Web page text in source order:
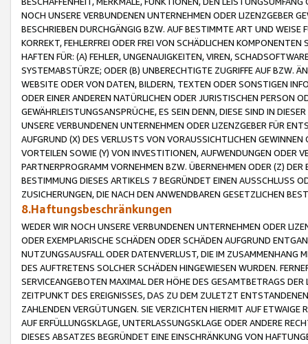
NOCH UNSERE VERBUNDENEN UNTERNEHMEN ODER LIZENZGEBER
BESCHRIEBEN DURCHGÄNGIG BZW. AUF BESTIMMTE ART UND
KORREKT, FEHLERFREI ODER FREI VON SCHÄDLICHEN
HAFTEN FÜR: (A) FEHLER, UNGENAUIGKEITEN, VIREN,
SYSTEMABSTÜRZE; ODER (B) UNBERECHTIGTE ZUGRIFFE AUF BZW.
WEBSITE ODER VON DATEN, BILDERN, TEXTEN ODER SONSTIGEN
ODER EINER ANDEREN NATÜRLICHEN ODER JURISTISCHEN PERSON
GEWÄHRLEISTUNGSANSPRÜCHE, ES SEIN DENN, DIESE SIND IN
UNSERE VERBUNDENEN UNTERNEHMEN ODER LIZENZGEBER FÜR
AUFGRUND (X) DES VERLUSTS VON VORAUSSICHTLICHEN
VORTEILEN SOWIE (Y) VON INVESTITIONEN, AUFWENDUNGEN ODER
PARTNERPROGRAMM VORNEHMEN BZW. ÜBERNEHMEN ODER (Z)
BESTIMMUNG DIESES ARTIKELS 7 BEGRÜNDET EINEN AUSSCHLUSS
ZUSICHERUNGEN, DIE NACH DEN ANWENDBAREN GESETZLICHEN
8.Haftungsbeschränkungen
WEDER WIR NOCH UNSERE VERBUNDENEN UNTERNEHMEN ODER
ODER EXEMPLARISCHE SCHÄDEN ODER SCHÄDEN AUFGRUND
NUTZUNGSAUSFALL ODER DATENVERLUST, DIE IM ZUSAMMENHANG
DES AUFTRETENS SOLCHER SCHÄDEN HINGEWIESEN WURDEN.
SERVICEANGEBOTEN MAXIMAL DER HÖHE DES GESAMTBETRAGS
ZEITPUNKT DES EREIGNISSES, DAS ZU DEM ZULETZT
ZAHLENDEN VERGÜTUNGEN. SIE VERZICHTEN HIERMIT AUF
AUF ERFÜLLUNGSKLAGE, UNTERLASSUNGSKLAGE ODER ANDERE
DIESES ABSATZES BEGRÜNDET EINE EINSCHRÄNKUNG VON